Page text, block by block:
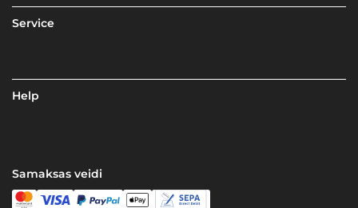
Service
Help
Samaksas veidi